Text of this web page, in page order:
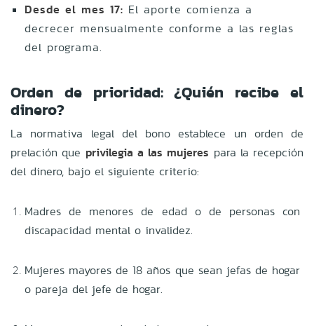
Desde el mes 17: El aporte comienza a
decrecer mensualmente conforme a las reglas
del programa.
Orden de prioridad: ¿Quién recibe el
dinero?
La normativa legal del bono establece un orden de
prelación que privilegia a las mujeres para la recepción
del dinero, bajo el siguiente criterio:
Madres de menores de edad o de personas con
discapacidad mental o invalidez.
Mujeres mayores de 18 años que sean jefas de hogar
o pareja del jefe de hogar.